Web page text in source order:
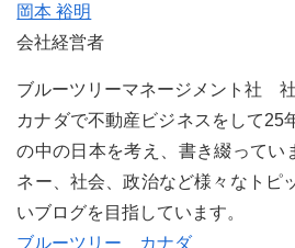
岡本 裕明
会社経営者
ブルーツリーマネージメント社
カナダで不動産ビジネスをして25
の中の日本を考え、書き綴ってい
ネー、社会、政治など様々なトピ
いブログを目指しています。
ブルーツリー カナダ